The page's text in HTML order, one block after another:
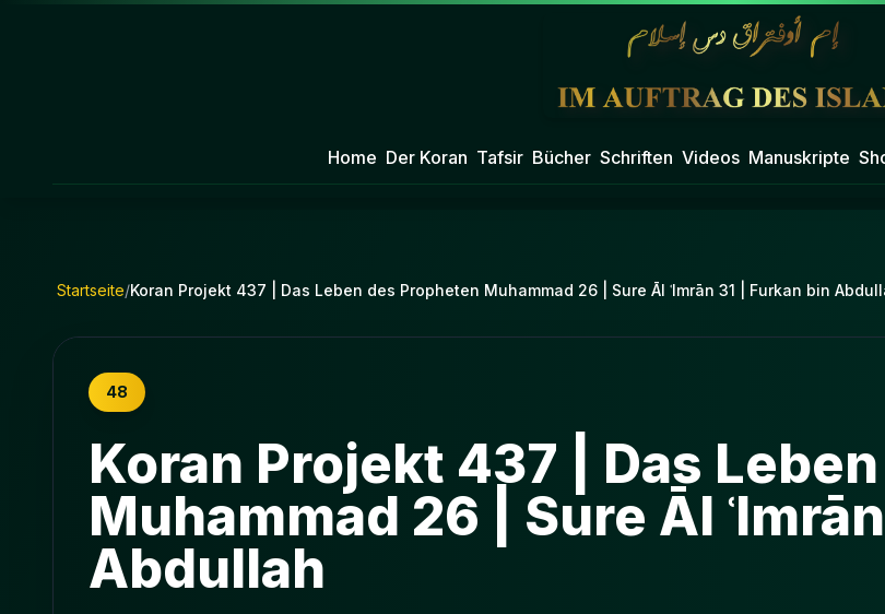
Home Der Koran Tafsir Bücher Schriften Videos Manuskripte
Startseite/Koran Projekt 437 | Das Leben des Propheten Muhammad 26 | Sure Āl ʿImrān 31 | Furkan bin
48
Koran Projekt 437 | Das
Muhammad 26 | Sure Āl
Abdullah